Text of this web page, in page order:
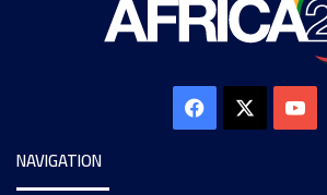
NAVIGATION